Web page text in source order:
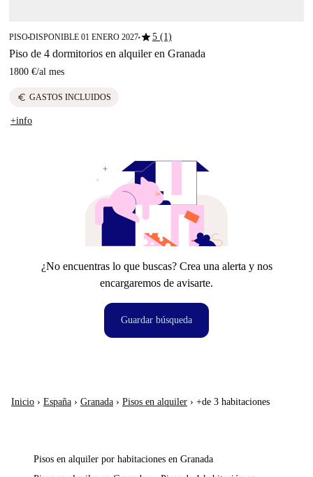
PISO■DISPONIBLE 01 ENERO 2027■star5 (1)
Piso de 4 dormitorios en alquiler en Granada
1800 €/al mes
euro GASTOS INCLUIDOS
+info
¿No encuentras lo que buscas? Crea una alerta y nos
encargaremos de avisarte.
Guardar búsqueda
Inicio › España › Granada › Pisos en alquiler › +de 3 habitaciones
Pisos en alquiler por habitaciones en Granada